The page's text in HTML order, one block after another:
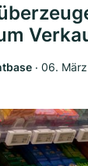
‧ 06.